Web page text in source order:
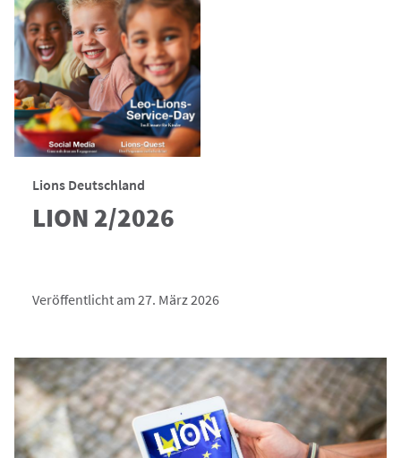
Lions Deutschland
LION 2/2026
Veröffentlicht am 27. März 2026